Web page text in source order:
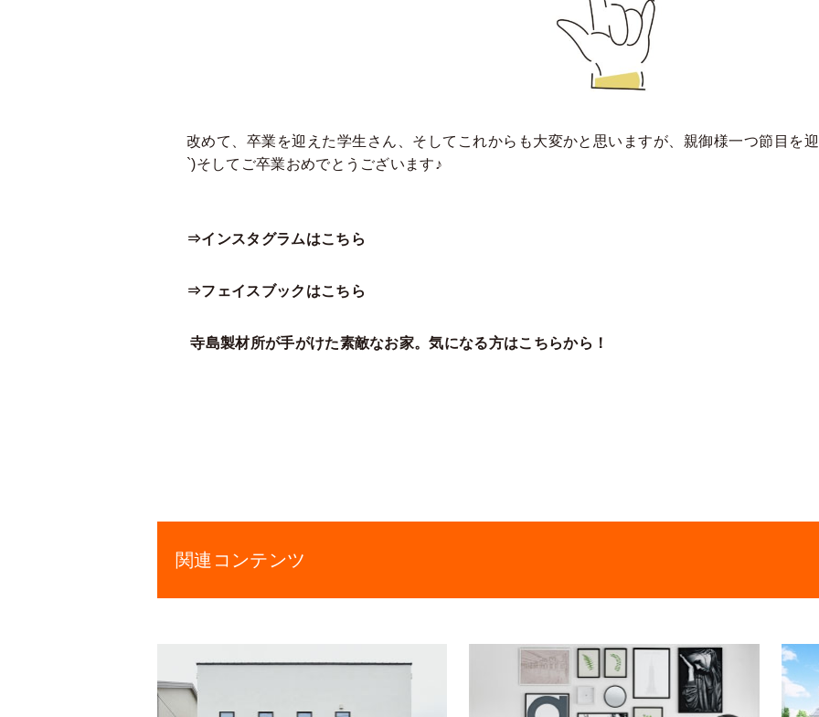
改めて、卒業を迎えた学生さん、そしてこれからも大変かと思いますが、親御様一つ節目を
`)そしてご卒業おめでとうございます♪
⇒インスタグラムはこちら
⇒フェイスブックはこちら
寺島製材所が手がけた素敵なお家。気になる方はこちらから！
関連コンテンツ